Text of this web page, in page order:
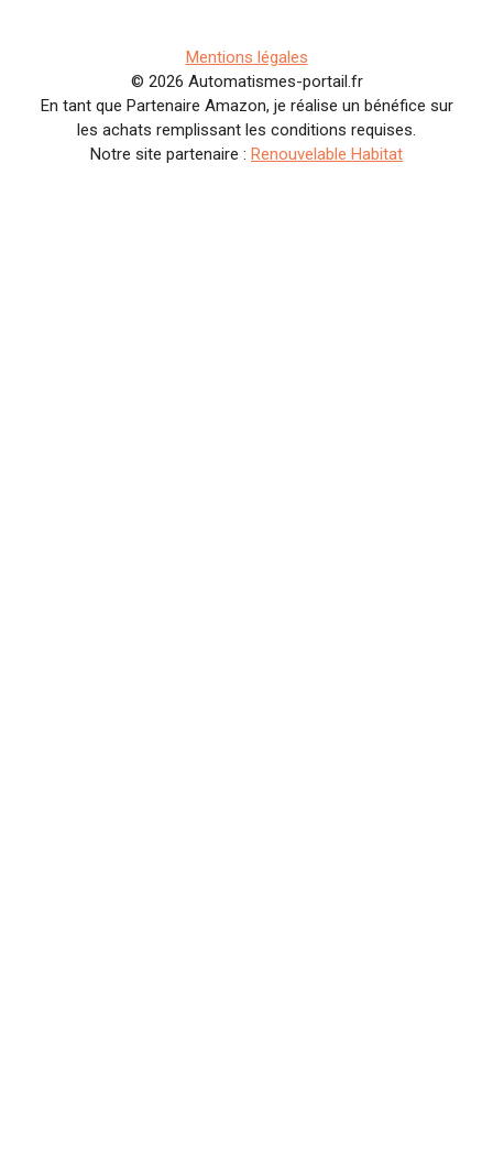
Mentions légales
© 2026 Automatismes-portail.fr
En tant que Partenaire Amazon, je réalise un bénéfice sur
les achats remplissant les conditions requises.
Notre site partenaire : Renouvelable Habitat